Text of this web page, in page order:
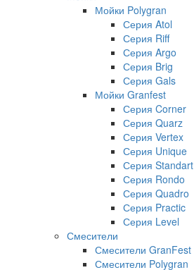
Мойки Polygran
Серия Atol
Серия Riff
Серия Argo
Серия Brig
Серия Gals
Мойки Granfest
Серия Corner
Серия Quarz
Серия Vertex
Серия Unique
Серия Standart
Серия Rondo
Серия Quadro
Серия Practic
Серия Level
Смесители
Смесители GranFest
Смесители Polygran